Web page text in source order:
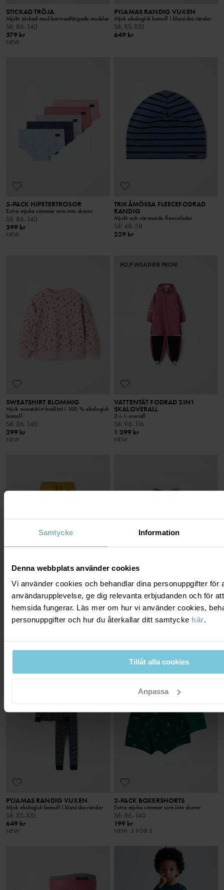
Samtycke Information
Denna webbplats använder cookies
Vi använder cookies och behandlar dina personuppgifter för
användarupplevelse, ge dig relevanta erbjudanden och för
hemsida fungerar. Läs mer om hur vi använder cookies,
personuppgifter och hur du återkallar ditt samtycke här.
Tillåt alla cookies
Anpassa
STICKAD TRÖJA
Mjukt stickad med kontrastfärgade muddar
Stl: 86-140
379 kr
NEW
PYJAMAS RANDIG VUXEN
Mjuk ekologisk bomull i klassiska ränder
Stl: XS-XXL
649 kr
5-PACK HIPSTERTROSOR
Extra mjuka sömmar som inte skaver
Stl: 86-140
399 kr
NEW
TRIKÅMÖSSA FLEECEFODRAD
RANDIG
Mjukt och värmande fleecefoder
Stl: 48-58
229 kr
SWEATSHIRT BLOMMIG
Mjuk sweatshirt kvalitet i 100 % ekologisk
bomull
Stl: 86-140
299 kr
NEW
PO.P WEATHER PRO®
VATTENTÄT FODRAD 2IN1
SKALOVERALL
2-i-1-overall
Stl: 98-116
1 399 kr
NEW
MJUKISBYXA MED FICKOR
Mjuk och skön sweatshirtkvalitet med
Stl:86-140
LÅNGÄRMAD T-SHIRT PRICKIG
Tunn och följsam bomullstrikå med
broderad detalj
Stl :86-140
PYJAMAS RANDIG VUXEN
Mjuk ekologisk bomull i klassiska ränder
Stl: XS-XXL
649 kr
NEW
2-PACK BOXERSHORTS
Extra mjuka sömmar som inte skaver
Stl: 86-140
199 kr
NEW 3 FÖR 2